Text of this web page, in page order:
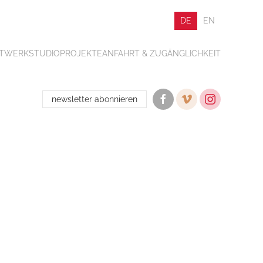
DE EN
STUDIOPROJEKTEANFAHRT & ZUGÄNGLICHKEIT
newsletter abonnieren